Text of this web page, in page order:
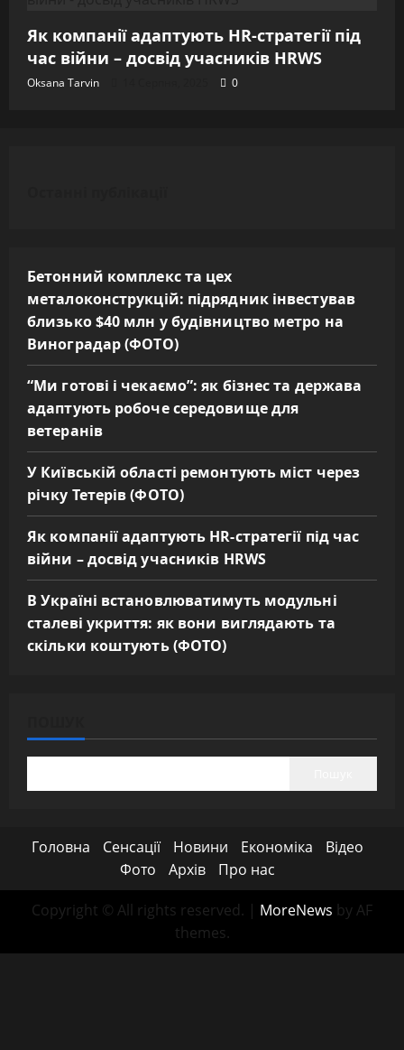
Як компанії адаптують HR-стратегії під
час війни – досвід учасників HRWS
Oksana Tarvin 0
Бетонний комплекс та цех
металоконструкцій: підрядник інвестував
близько $40 млн у будівництво метро на
Виноградар (ФОТО)
“Ми готові і чекаємо”: як бізнес та держава
адаптують робоче середовище для
ветеранів
У Київській області ремонтують міст через
річку Тетерів (ФОТО)
Як компанії адаптують HR-стратегії під час
війни – досвід учасників HRWS
В Україні встановлюватимуть модульні
сталеві укриття: як вони виглядають та
скільки коштують (ФОТО)
Головна Сенсації Новини Економіка
Відео
Фото
Архів Про нас
Copyright © All rights reserved. | MoreNews by AF
themes.